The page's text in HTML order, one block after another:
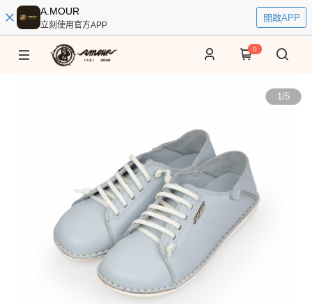
A.MOUR
立刻使用官方APP
開啟APP
0
1/5